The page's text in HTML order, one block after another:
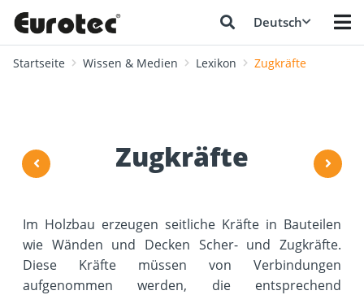
Deutsch
Startseite Wissen & Medien Lexikon Zugkräfte
Zugkräfte
Im Holzbau erzeugen seitliche Kräfte in Bauteilen
wie Wänden und Decken Scher- und Zugkräfte.
Diese Kräfte müssen von Verbindungen
aufgenommen werden, die entsprechend